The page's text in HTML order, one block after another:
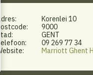
Adres:
Korenlei 10
Postcode:
9000
Stad:
GENT
Telefoon:
09 269 77 34
Website:
Marriott Ghent